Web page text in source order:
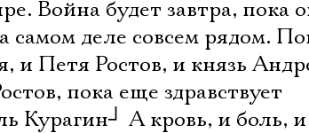
Война будет завтра, пока
самом деле совсем рядом.
и Петя Ростов, и князь
пока еще здравствует
Курагин┘ А кровь, и боль,